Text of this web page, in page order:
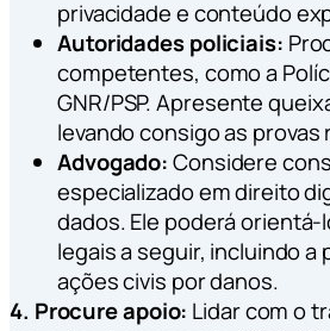
privacidade e conteúdo
Autoridades policiais:
competentes, como a
GNR/PSP. Apresente
levando consigo as provas
Advogado:Considere
especializado em direito
dados. Ele poderá
legais a seguir, incluindo a
ações civis por danos.
4. Procure apoio: Lidar com o